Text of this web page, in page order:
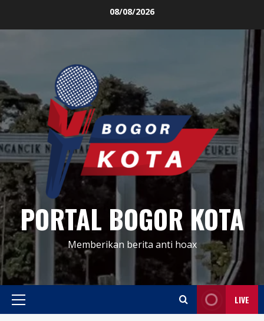
08/08/2026
PORTAL BOGOR KOTA
Memberikan berita anti hoax
Primary
LIVE